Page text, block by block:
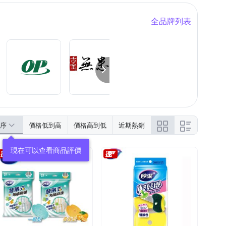
全品牌列表
價格低到高 價格高到低 近期熱銷